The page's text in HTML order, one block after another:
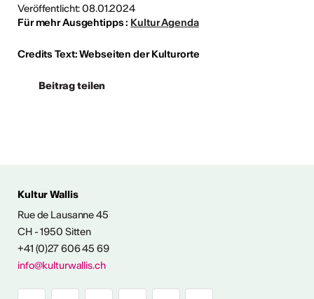
Ausstellungen
Himmel im Wallis
Veröffentlicht: 08.01.2024
Für mehr Ausgehtipps : Kultur Agenda
Credits Text: Webseiten der Kulturorte
Beitrag teilen
Kultur Wallis
Rue de Lausanne 45
CH - 1950 Sitten
+41 (0)27 606 45 69
info@kulturwallis.ch